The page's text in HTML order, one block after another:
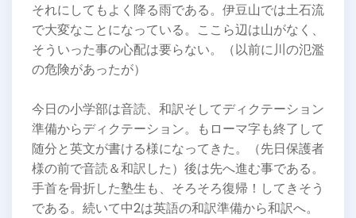
それにしてもよく降る雨である。伊豆山では土石流
で大変なことになっている。ここら辺は山がなく、
そういった事の心配は要らない。（以前に川の氾濫
の危険があったが）
今日の小学部は音読、和訳そしてディクテーション
準備からディクテーション。もローマ字も終了して
随分と英文が書ける様になってきた。（先日保護者
様の前で音読＆和訳した）後は先へ進む事である。
手首を骨折した塾生も、そろそろ復帰！してきそう
である。続いて中2は英語の和訳準備から和訳へ。